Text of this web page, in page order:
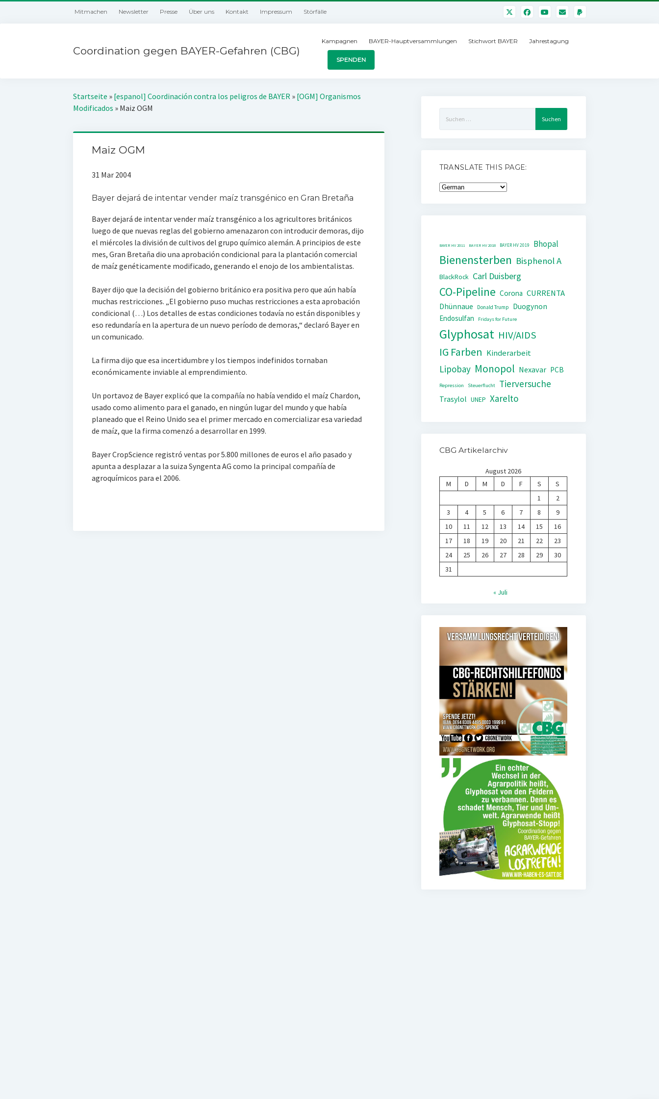
Mitmachen Newsletter Presse Über uns Kontakt Impressum Störfälle
Coordination gegen BAYER-Gefahren (CBG)
Kampagnen BAYER-Hauptversammlungen Stichwort BAYER Jahrestagung
SPENDEN
Startseite » [espanol] Coordinación contra los peligros de BAYER » [OGM] Organismos
Modificados » Maiz OGM
Maiz OGM
31 Mar 2004
Bayer dejará de intentar vender maíz transgénico en Gran Bretaña
Bayer dejará de intentar vender maíz transgénico a los agricultores británicos
luego de que nuevas reglas del gobierno amenazaron con introducir demoras, dijo
el miércoles la división de cultivos del grupo químico alemán. A principios de este
mes, Gran Bretaña dio una aprobación condicional para la plantación comercial
de maíz genéticamente modificado, generando el enojo de los ambientalistas.
Bayer dijo que la decisión del gobierno británico era positiva pero que aún había
muchas restricciones. „El gobierno puso muchas restricciones a esta aprobación
condicional (…) Los detalles de estas condiciones todavía no están disponibles y
eso redundaría en la apertura de un nuevo período de demoras,“ declaró Bayer en
un comunicado.
La firma dijo que esa incertidumbre y los tiempos indefinidos tornaban
económicamente inviable al emprendimiento.
Un portavoz de Bayer explicó que la compañía no había vendido el maíz Chardon,
usado como alimento para el ganado, en ningún lugar del mundo y que había
planeado que el Reino Unido sea el primer mercado en comercializar esa variedad
de maíz, que la firma comenzó a desarrollar en 1999.
Bayer CropScience registró ventas por 5.800 millones de euros el año pasado y
apunta a desplazar a la suiza Syngenta AG como la principal compañía de
agroquímicos para el 2006.
nach:
TRANSLATE THIS PAGE:
BAYER HV 2011 BAYER HV 2018 BAYER HV 2019 Bhopal
Bienensterben Bisphenol A
BlackRock Carl Duisberg
CO-Pipeline Corona CURRENTA
Dhünnaue Donald Trump
Duogynon
Endosulfan
Fridays for Future
Glyphosat HIV/AIDS
IG Farben Kinderarbeit
Lipobay Monopol Nexavar PCB
Repression Steuerflucht Tierversuche
Trasylol UNEP Xarelto
CBG Artikelarchiv
August 2026
M
D M D F S
S
1
2
3
4 5 6 7 8
9
10
11 12 13 14 15
16
17
18 19 20 21 22
23
24
25 26 27 28 29
30
31
« Juli